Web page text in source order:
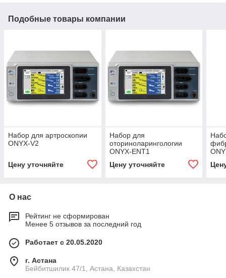
Подобные товары компании
Набор для артроскопии
ONYX-V2
Цену уточняйте
Набор для
оториноларингологии
ONYX-ENT1
Цену уточняйте
О нас
Рейтинг не сформирован
Менее 5 отзывов за последний год
Работает с 20.05.2020
г. Астана
Бейбитшилик 47/1, Астана, Казахстан